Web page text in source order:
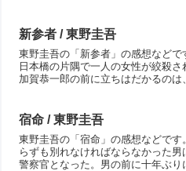
新参者 / 東野圭吾
東野圭吾の「新参者」の感想などで
日本橋の片隅で一人の女性が絞殺さ
加賀恭一郎の前に立ちはだかるのは
宿命 / 東野圭吾
東野圭吾の「宿命」の感想などで
らずも別れなければならなかった男
警察官となった。男の前に十年ぶり